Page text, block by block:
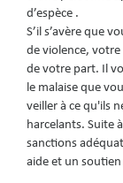
d’espèce .
S’il s’avère que
de violence, votre
de votre part. Il
le malaise que
veiller à ce qu'ils
harcelants. Suite
sanctions
aide et un